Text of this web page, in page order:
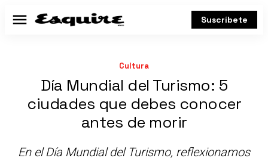
Menú Suscríbete
Cultura
Día Mundial del Turismo: 5
ciudades que debes conocer
antes de morir
En el Día Mundial del Turismo, reflexionamos